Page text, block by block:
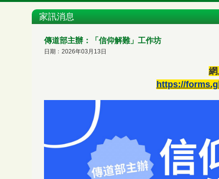
家訊消息
傳道部主辦：「信仰解難」工作坊
日期﹕2026年03月13日
https://